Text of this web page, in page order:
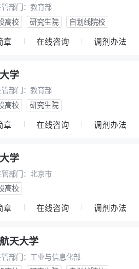
部门： 教育部
高校
研究生院 自划线院校
章 在线咨询 调剂办法
学
部门： 教育部
高校
研究生院
章 在线咨询 调剂办法
学
部门： 北京市
高校
章 在线咨询 调剂办法
天大学
部门： 工业与信息化部